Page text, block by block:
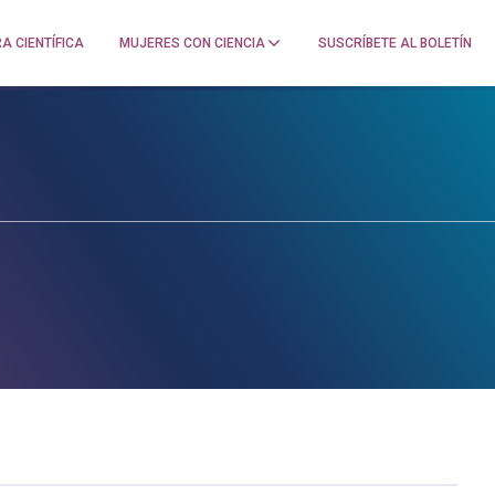
CIENTÍFICA MUJERES CON CIENCIA SUSCRÍBETE AL BOLETÍN